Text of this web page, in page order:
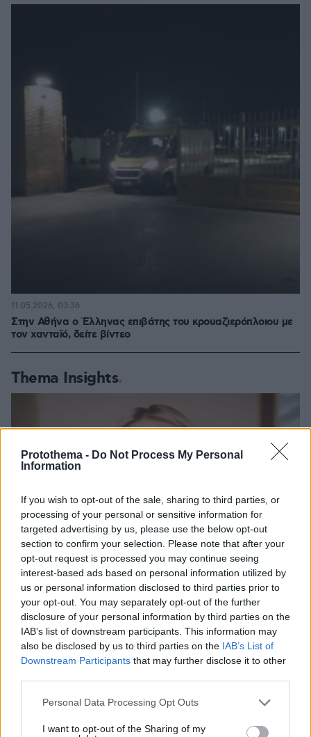
Protothema - Do Not Process My Personal
Information
If you wish to opt-out of the sale, sharing to third parties, or
processing of your personal or sensitive information for
targeted advertising by us, please use the below opt-out
section to confirm your selection. Please note that after your
opt-out request is processed you may continue seeing
interest-based ads based on personal information utilized by
us or personal information disclosed to third parties prior to
your opt-out. You may separately opt-out of the further
disclosure of your personal information by third parties on the
IAB’s list of downstream participants. This information may
also be disclosed by us to third parties on the IAB’s List of
Downstream Participants that may further disclose it to other
Please note that this website/app uses one or more Google
not limited to your visit or usage behaviour. You may click to
Personal Data Processing Opt Outs
I want to opt-out of the Sharing of my
Στην Αθήνα ο Έλληνας επιβάτης του κρουαζιερόπλοιου με
τον χανταϊό, δείτε βίντεο
11.05.2026, 03:36
Thema Insights
Το DEI College παρουσιάζει τη Sophia. Την πρώτη 24/7
βοηθό AI που αλλάζει τον τρόπο με τον οποίο μαθαίνουν οι